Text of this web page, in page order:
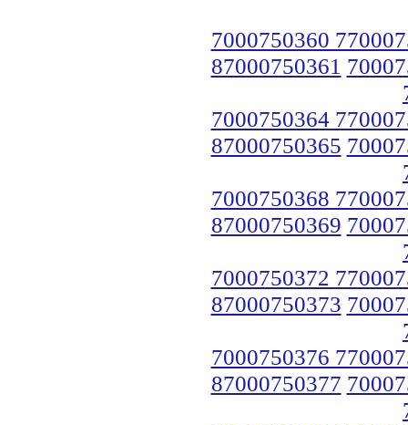
7000750360
87000750361
7000750364
87000750365
7000750368
87000750369
7000750372
87000750373
7000750376
87000750377